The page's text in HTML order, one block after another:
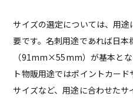
サイズの選定については、用
要です。名刺用途であれば日本
（91mm×55mm）が基本と
ト物販用途ではポイントカー
サイズなど、用途に合わせた